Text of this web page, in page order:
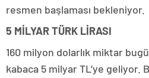
resmen başlaması bekleniyor.
5 MİLYAR TÜRK LİRASI
160 milyon dolarlık miktar
kabaca 5 milyar TL’ye geliyor.